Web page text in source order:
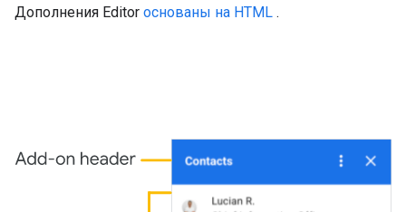
Дополнения Editor основаны на HTML .